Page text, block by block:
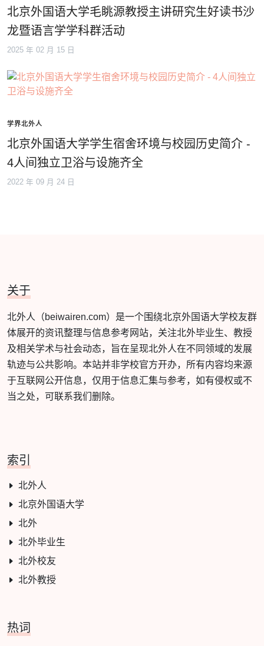
北京外国语大学毛眺源教授主讲研究生好读书沙
龙暨语言学学科群活动
2025 年 02 月 15 日
学界北外人
北京外国语大学学生宿舍环境与校园历史简介 -
4人间独立卫浴与设施齐全
2022 年 09 月 24 日
关于
北外人（beiwairen.com）是一个围绕北京外国语大学校友群
体展开的资讯整理与信息参考网站，关注北外毕业生、教授
及相关学术与社会动态，旨在呈现北外人在不同领域的发展
轨迹与公共影响。本站并非学校官方开办，所有内容均来源
于互联网公开信息，仅用于信息汇集与参考，如有侵权或不
当之处，可联系我们删除。
索引
北外人
北京外国语大学
北外
北外毕业生
北外校友
北外教授
热词